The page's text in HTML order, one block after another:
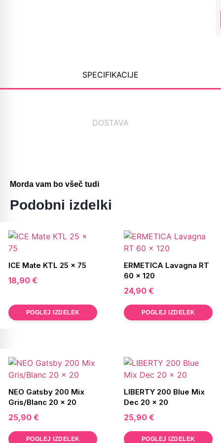
SPECIFIKACIJE
DOSTAVA
Morda vam bo všeč tudi
Podobni izdelki
ICE Mate KTL 25 x 75
18,90 €
POGLEJ IZDELEK
ERMETICA Lavagna RT
60 x 120
24,90 €
POGLEJ IZDELEK
NEO Gatsby 200 Mix
Gris/Blanc 20 x 20
25,90 €
POGLEJ IZDELEK
LIBERTY 200 Blue Mix
Dec 20 x 20
25,90 €
POGLEJ IZDELEK